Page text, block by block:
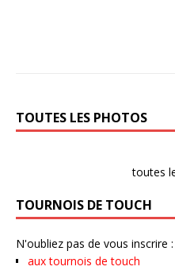
TOUTES LES PHOTOS
toutes
TOURNOIS DE TOUCH
N'oubliez pas de vous inscrire :
aux tournois de touch